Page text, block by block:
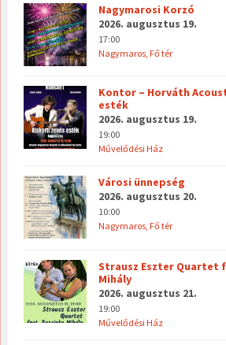
Nagymarosi Korzó
2026. augusztus 19.
17:00
Nagymaros, Fő tér
Kontor – Horváth
esték
2026. augusztus 19.
19:00
Művelődési Ház
Városi ünnepség
2026. augusztus 20.
10:00
Nagymaros, Fő tér
Strausz Eszter Quartet
Mihály
2026. augusztus 21.
19:00
Művelődési Ház